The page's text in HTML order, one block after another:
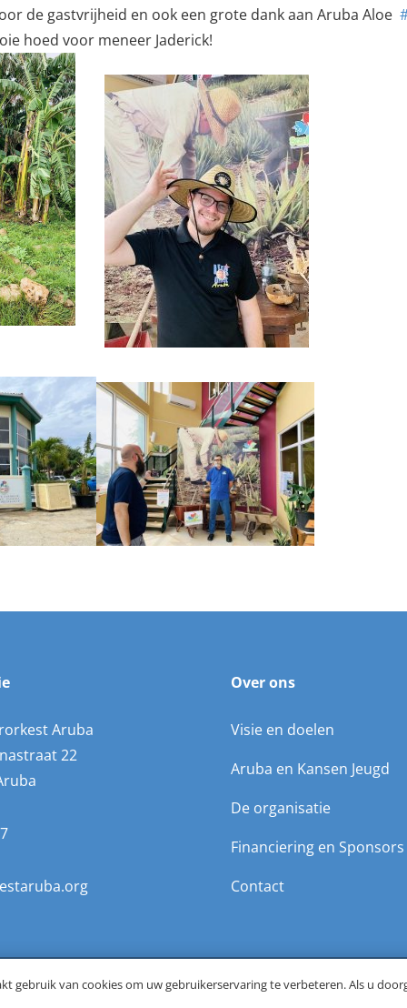
de gastvrijheid en ook een grote dank aan Aruba Aloe
hoed voor meneer Jaderick!
Aruba
22
Over ons
Visie en doelen
Aruba en Kansen Jeugd
De organisatie
Financiering en Sponsors
Contact
©Leerorkest Aruba |
gebruik van cookies om uw gebruikerservaring te verbeteren. Als u